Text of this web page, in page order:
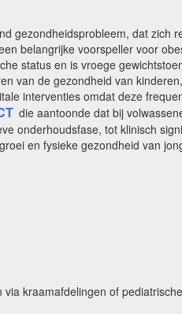
gezondheidsprobleem, dat zich
belangrijke voorspeller voor
status en is vroege
van de gezondheid van
interventies omdat deze
die aantoonde dat bij
onderhoudsfase, tot klinisch
en fysieke gezondheid van
kraamafdelingen of